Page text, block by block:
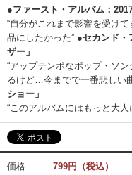
●ファースト・アルバム：
“自分がこれまで影響を受け
品にしたかった” ●セカンド・
ザー」
“アップテンポなポップ・ソ
るけど…今までで一番悲しい
ショー」
“このアルバムにはもっと大
価格 799円（税込）